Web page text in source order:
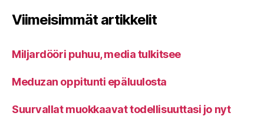
Viimeisimmät artikkelit
Miljardööri puhuu, media tulkitsee
Meduzan oppitunti epäluulosta
Suurvallat muokkaavat todellisuuttasi jo nyt